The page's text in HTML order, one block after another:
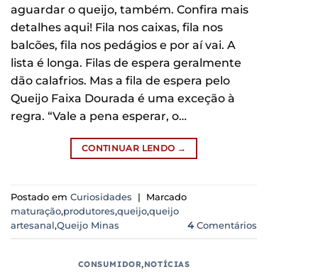
aguardar o queijo, também. Confira mais
detalhes aqui! Fila nos caixas, fila nos
balcões, fila nos pedágios e por aí vai. A
lista é longa. Filas de espera geralmente
dão calafrios. Mas a fila de espera pelo
Queijo Faixa Dourada é uma exceção à
regra. “Vale a pena esperar, o…
CONTINUAR LENDO →
Postado em Curiosidades |
Marcado
maturação,produtores,queijo,queijo
artesanal,Queijo Minas 4 Comentários
CONSUMIDOR,NOTÍCIAS